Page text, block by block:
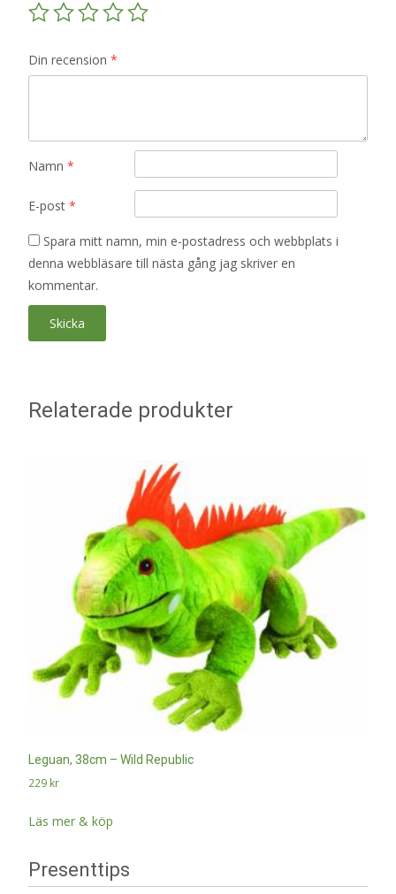
Din recension *
Namn *
E-post *
Spara mitt namn, min e-postadress och webbplats i
denna webbläsare till nästa gång jag skriver en
kommentar.
Relaterade produkter
Leguan, 38cm – Wild Republic
229 kr
Läs mer & köp
Presenttips